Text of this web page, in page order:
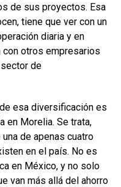
de sus proyectos. Esa
tiene que ver con un
diaria y en
otros empresarios
de
esa diversificación es
en Morelia. Se trata,
de apenas cuatro
en el país. No es
en México, y no solo
van más allá del ahorro